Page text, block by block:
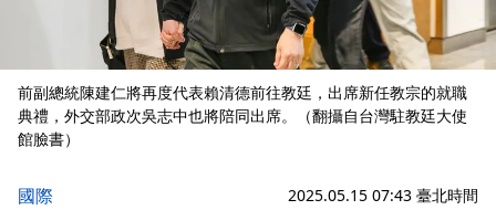
前副總統陳建仁將再度代表賴清德前往教廷，出席新任教宗的就職
典禮，外交部政次吳志中也將陪同出席。（翻攝自台灣駐教廷大使
館臉書）
國際 2025.05.15 07:43 臺北時間